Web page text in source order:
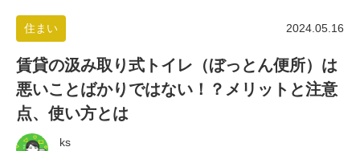
2024.05.16
住まい
賃貸の汲み取り式トイレ（ぼっとん便所）は
悪いことばかりではない！？メリットと注意
点、使い方とは
ks